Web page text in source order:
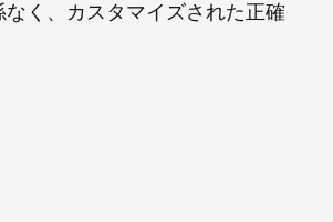
く、カスタマイズされた正確
見